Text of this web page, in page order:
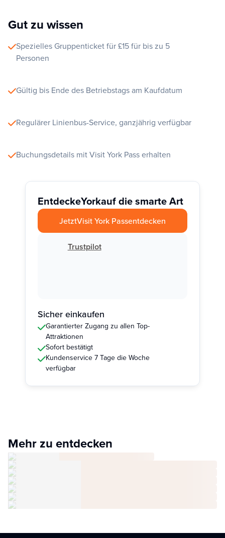
Gut zu wissen
Spezielles Gruppenticket für £15 für bis zu 5
Personen
Gültig bis Ende des Betriebstags am Kaufdatum
Regulärer Linienbus-Service, ganzjährig verfügbar
Buchungsdetails mit Visit York Pass erhalten
EntdeckeYorkauf die smarte Art
JetztVisit York Passentdecken
Trustpilot
Sicher einkaufen
Garantierter Zugang zu allen Top-
Attraktionen
Sofort bestätigt
Kundenservice 7 Tage die Woche
verfügbar
Mehr zu entdecken